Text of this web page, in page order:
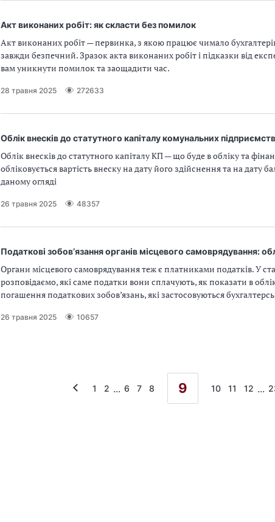
Акт виконаних робіт: як скласти без помилок
Акт виконаних робіт — первинка, з якою працює чимало
завжди безпечний. Зразок акта виконаних робіт і підказки від
вам уникнути помилок та заощадити час.
28 травня 2025 272633
Облік внесків до статутного капіталу комунальних
Облік внесків до статутного капіталу КП — що буде в обліку та
обліковується вартість внеску на дату його здійснення та на дату
даному огляді
26 травня 2025 48357
Податкові зобов’язання органів місцевого самоврядування:
Органи місцевого самоврядування теж є платниками податків. У
розповідаємо, які саме податки вони сплачують, як показати в
погашення податкових зобов’язань, які застосовуються
26 травня 2025 10657
1 2 ... 6 7 8 9 10 11 12 ...